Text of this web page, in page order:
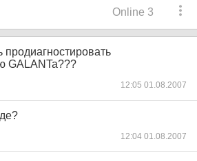
Online 3
GALANTa???
12:05 01.08.2007
12:04 01.08.2007